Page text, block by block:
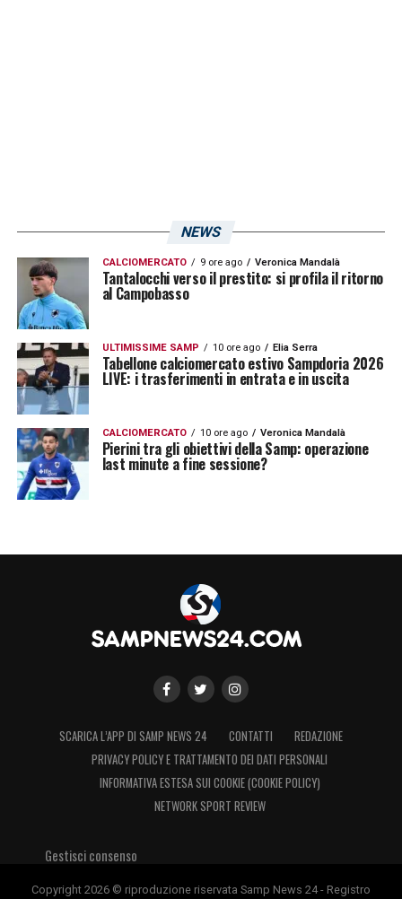
NEWS
CALCIOMERCATO 9 ore ago Veronica Mandalà
Tantalocchi verso il prestito: si profila il ritorno
al Campobasso
ULTIMISSIME SAMP 10 ore ago Elia Serra
Tabellone calciomercato estivo Sampdoria 2026
LIVE: i trasferimenti in entrata e in uscita
CALCIOMERCATO 10 ore ago Veronica Mandalà
Pierini tra gli obiettivi della Samp: operazione
last minute a fine sessione?
SCARICA L’APP DI SAMP NEWS 24 CONTATTI
REDAZIONE
PRIVACY POLICY E TRATTAMENTO DEI DATI PERSONALI
INFORMATIVA ESTESA SUI COOKIE (COOKIE POLICY)
NETWORK SPORT REVIEW
Gestisci consenso
Copyright 2026 © riproduzione riservata Samp News 24 - Registro